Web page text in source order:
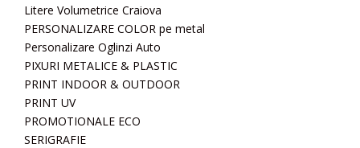
Litere Volumetrice Craiova
PERSONALIZARE COLOR pe metal
Personalizare Oglinzi Auto
PIXURI METALICE & PLASTIC
PRINT INDOOR & OUTDOOR
PRINT UV
PROMOTIONALE ECO
SERIGRAFIE